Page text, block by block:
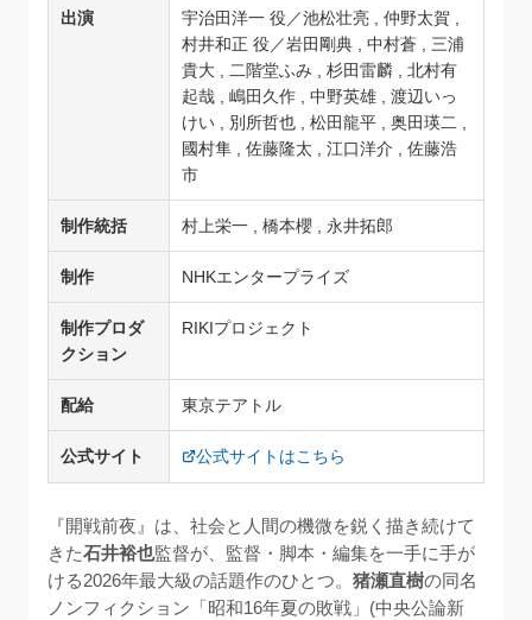
出演
宇治田洋一 役／池松壮亮 , 仲野太賀 ,
村井和正 役／岩田剛典 , 中村蒼 , 三浦
貴大 , 二階堂ふみ , 杉田雷麟 , 北村有
起哉 , 嶋田久作 , 中野英雄 , 渡辺いっ
けい , 別所哲也 , 松田龍平 , 奥田瑛二 ,
國村隼 , 佐藤隆太 , 江口洋介 , 佐藤浩
市
制作統括 村上栄一 , 橋本櫻 , 永井拓郎
制作 NHKエンタープライズ
制作プロダ
クション
RIKIプロジェクト
配給 東京テアトル
公式サイト 公式サイトはこちら
『開戦前夜』は、社会と人間の機微を鋭く描き続けて
きた石井裕也監督が、監督・脚本・編集を一手に手が
ける2026年最大級の話題作のひとつ。 猪瀬直樹の同名
ノンフィクション「昭和16年夏の敗戦」(中央公論新